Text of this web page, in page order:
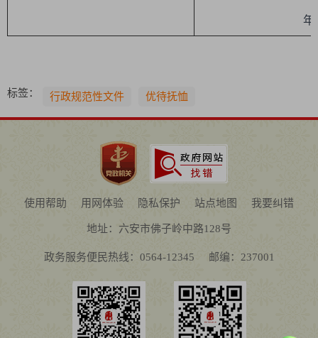
年 月
标签： 行政规范性文件 优待抚恤
使用帮助 用网体验 隐私保护 站点地图 我要纠错
地址：六安市佛子岭中路128号
政务服务便民热线：0564-12345 邮编：237001